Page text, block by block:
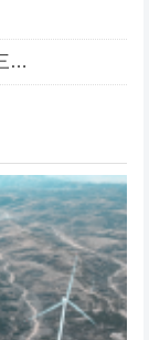
中华人民共和国水土保持法（主席令第三十九号）